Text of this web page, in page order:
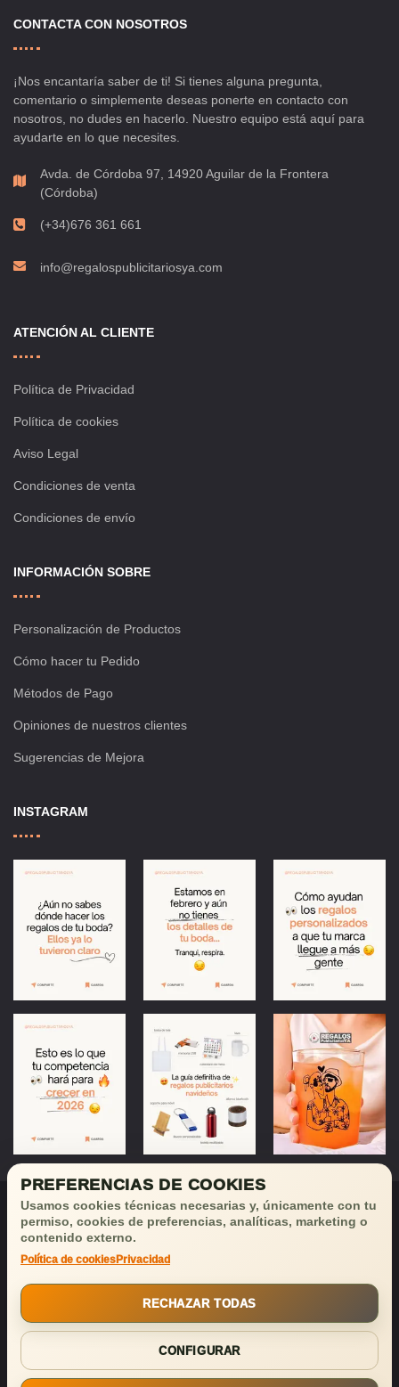
CONTACTA CON NOSOTROS
¡Nos encantaría saber de ti! Si tienes alguna pregunta,
comentario o simplemente deseas ponerte en contacto con
nosotros, no dudes en hacerlo. Nuestro equipo está aquí para
ayudarte en lo que necesites.
Avda. de Córdoba 97, 14920 Aguilar de la Frontera
(Córdoba)
(+34)676 361 661
info@regalospublicitariosya.com
ATENCIÓN AL CLIENTE
Política de Privacidad
Política de cookies
Aviso Legal
Condiciones de venta
Condiciones de envío
INFORMACIÓN SOBRE
Personalización de Productos
Cómo hacer tu Pedido
Métodos de Pago
Opiniones de nuestros clientes
Sugerencias de Mejora
INSTAGRAM
buenas noticias!
PREFERENCIAS DE COOKIES
Usamos cookies técnicas necesarias y, únicamente con tu
permiso, cookies de preferencias, analíticas, marketing o
contenido externo.
Política de cookies Privacidad
RECHAZAR TODAS
CONFIGURAR